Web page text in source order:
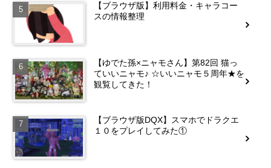
【ブラウザ版】利用料金・キャラコー
スの情報整理
【ゆでた孫×ニャモさん】第82回 猫っ
ていいニャモ♪ ☆いいニャモ５周年★を
観覧してきた！
【ブラウザ版DQX】スマホでドラクエ
１０をプレイしてみた①